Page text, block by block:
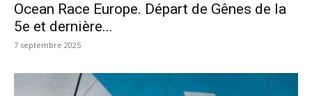
Ocean Race Europe. Départ de Gênes de la
5e et dernière...
7 septembre 2025